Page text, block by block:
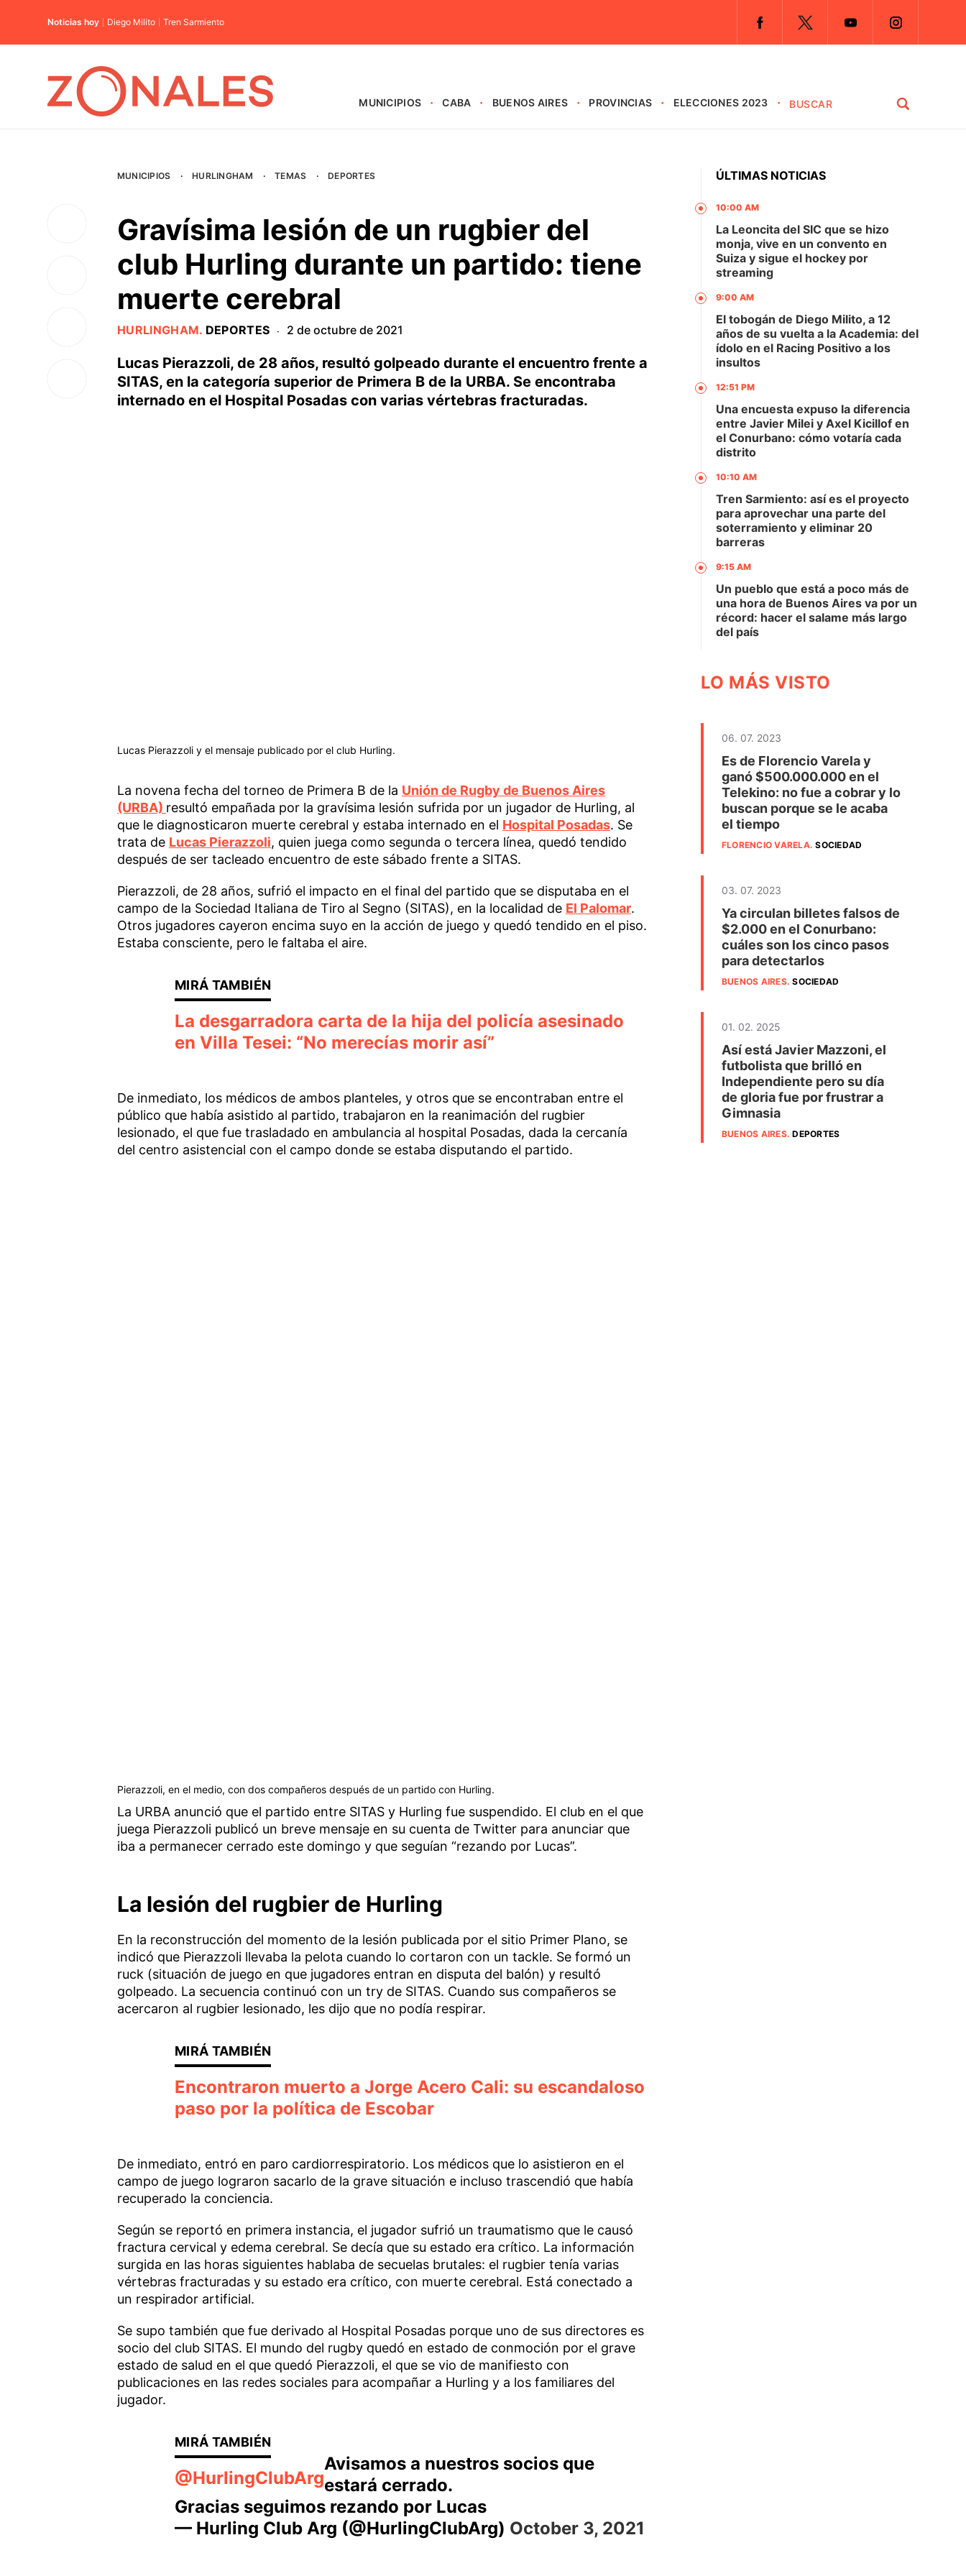
Noticias hoy Diego Milito Tren Sarmiento
MUNICIPIOS CABA BUENOS AIRES PROVINCIAS ELECCIONES 2023
MUNICIPIOS · HURLINGHAM · TEMAS · DEPORTES
Gravísima lesión de un rugbier del
club Hurling durante un partido: tiene
muerte cerebral
HURLINGHAM. DEPORTES · 2 de octubre de 2021
Lucas Pierazzoli, de 28 años, resultó golpeado durante el encuentro frente a
SITAS, en la categoría superior de Primera B de la URBA. Se encontraba
internado en el Hospital Posadas con varias vértebras fracturadas.
Lucas Pierazzoli y el mensaje publicado por el club Hurling.
La novena fecha del torneo de Primera B de la Unión de Rugby de Buenos Aires
(URBA) resultó empañada por la gravísima lesión sufrida por un jugador de Hurling, al
que le diagnosticaron muerte cerebral y estaba internado en el Hospital Posadas. Se
trata de Lucas Pierazzoli, quien juega como segunda o tercera línea, quedó tendido
después de ser tacleado encuentro de este sábado frente a SITAS.
Pierazzoli, de 28 años, sufrió el impacto en el final del partido que se disputaba en el
campo de la Sociedad Italiana de Tiro al Segno (SITAS), en la localidad de El Palomar.
Otros jugadores cayeron encima suyo en la acción de juego y quedó tendido en el piso.
Estaba consciente, pero le faltaba el aire.
La desgarradora carta de la hija del policía asesinado
en Villa Tesei: “No merecías morir así”
De inmediato, los médicos de ambos planteles, y otros que se encontraban entre el
público que había asistido al partido, trabajaron en la reanimación del rugbier
lesionado, el que fue trasladado en ambulancia al hospital Posadas, dada la cercanía
del centro asistencial con el campo donde se estaba disputando el partido.
Pierazzoli, en el medio, con dos compañeros después de un partido con Hurling.
La URBA anunció que el partido entre SITAS y Hurling fue suspendido. El club en el que
juega Pierazzoli publicó un breve mensaje en su cuenta de Twitter para anunciar que
iba a permanecer cerrado este domingo y que seguían “rezando por Lucas”.
La lesión del rugbier de Hurling
En la reconstrucción del momento de la lesión publicada por el sitio Primer Plano, se
indicó que Pierazzoli llevaba la pelota cuando lo cortaron con un tackle. Se formó un
ruck (situación de juego en que jugadores entran en disputa del balón) y resultó
golpeado. La secuencia continuó con un try de SITAS. Cuando sus compañeros se
acercaron al rugbier lesionado, les dijo que no podía respirar.
Encontraron muerto a Jorge Acero Cali: su escandaloso
paso por la política de Escobar
De inmediato, entró en paro cardiorrespiratorio. Los médicos que lo asistieron en el
campo de juego lograron sacarlo de la grave situación e incluso trascendió que había
recuperado la conciencia.
Según se reportó en primera instancia, el jugador sufrió un traumatismo que le causó
fractura cervical y edema cerebral. Se decía que su estado era crítico. La información
surgida en las horas siguientes hablaba de secuelas brutales: el rugbier tenía varias
vértebras fracturadas y su estado era crítico, con muerte cerebral. Está conectado a
un respirador artificial.
Se supo también que fue derivado al Hospital Posadas porque uno de sus directores es
socio del club SITAS. El mundo del rugby quedó en estado de conmoción por el grave
estado de salud en el que quedó Pierazzoli, el que se vio de manifiesto con
publicaciones en las redes sociales para acompañar a Hurling y a los familiares del
jugador.
Avisamos a nuestros socios que
@HurlingClubArgestará cerrado.
Gracias seguimos rezando por Lucas
— Hurling Club Arg (@HurlingClubArg) October 3, 2021
ÚLTIMAS NOTICIAS
10:00 AM
La Leoncita del SIC que se hizo
monja, vive en un convento en
Suiza y sigue el hockey por
streaming
9:00 AM
El tobogán de Diego Milito, a 12
años de su vuelta a la Academia: del
ídolo en el Racing Positivo a los
insultos
12:51 PM
Una encuesta expuso la diferencia
entre Javier Milei y Axel Kicillof en
el Conurbano: cómo votaría cada
distrito
10:10 AM
Tren Sarmiento: así es el proyecto
para aprovechar una parte del
soterramiento y eliminar 20
barreras
9:15 AM
Un pueblo que está a poco más de
una hora de Buenos Aires va por un
récord: hacer el salame más largo
del país
LO MÁS VISTO
06. 07. 2023
Es de Florencio Varela y
ganó $500.000.000 en el
Telekino: no fue a cobrar y lo
buscan porque se le acaba
el tiempo
FLORENCIO VARELA.SOCIEDAD
03. 07. 2023
Ya circulan billetes falsos de
$2.000 en el Conurbano:
cuáles son los cinco pasos
para detectarlos
BUENOS AIRES.SOCIEDAD
01. 02. 2025
Así está Javier Mazzoni, el
futbolista que brilló en
Independiente pero su día
de gloria fue por frustrar a
Gimnasia
BUENOS AIRES.DEPORTES